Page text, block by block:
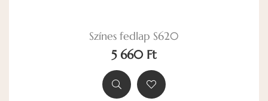
Színes fedlap S620
5 660 Ft